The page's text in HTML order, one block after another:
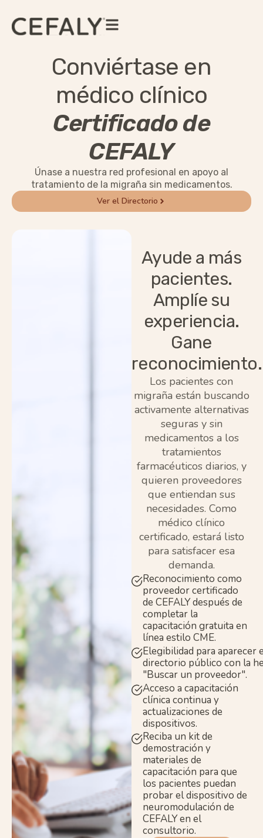
Conviértase en
médico clínico
Certificado de
CEFALY
Únase a nuestra red profesional en apoyo al
tratamiento de la migraña sin medicamentos.
Ver el Directorio
Ayude a más
pacientes.
Amplíe su
experiencia.
Gane
reconocimiento.
Los pacientes con
migraña están buscando
activamente alternativas
seguras y sin
medicamentos a los
tratamientos
farmacéuticos diarios, y
quieren proveedores
que entiendan sus
necesidades. Como
médico clínico
certificado, estará listo
para satisfacer esa
demanda.
Reconocimiento como
proveedor certificado
de CEFALY después de
completar la
capacitación gratuita en
línea estilo CME.
Elegibilidad para aparecer
directorio público con la
"Buscar un proveedor".
Acceso a capacitación
clínica continua y
actualizaciones de
dispositivos.
Reciba un kit de
demostración y
materiales de
capacitación para que
los pacientes puedan
probar el dispositivo de
neuromodulación de
CEFALY en el
consultorio.